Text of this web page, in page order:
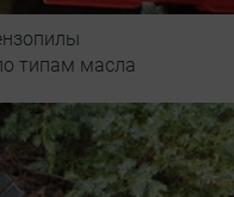
типам масла